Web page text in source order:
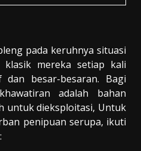
pada keruhnya situasi
mereka setiap kali
besar-besaran. Bagi
adalah bahan
untuk dieksploitasi, Untuk
penipuan serupa, ikuti